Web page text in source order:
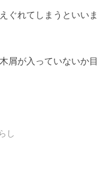
ぐれてしまうといいま
屑が入っていないか目
し